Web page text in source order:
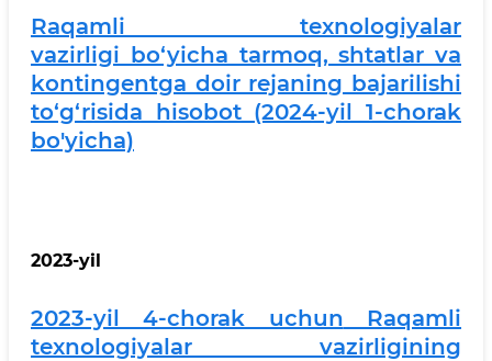
Raqamli texnologiyalar
vazirligi bo‘yicha tarmoq, shtatlar va
kontingentga doir rejaning bajarilishi
to‘g‘risida hisobot (2024-yil 1-chorak
bo'yicha)
2023-yil
2023-yil 4-chorak uchun Raqamli
texnologiyalar vazirligining